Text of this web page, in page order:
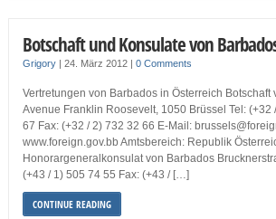
Botschaft und Konsulate von
Grigory| 24. März 2012 | 0 Comments
Vertretungen von Barbados in Österreich Botschaft
Avenue Franklin Roosevelt, 1050 Brüssel Tel: (+32
67 Fax: (+32 / 2) 732 32 66 E-Mail:
www.foreign.gov.bb Amtsbereich: Republik
Honorargeneralkonsulat von Barbados
(+43 / 1) 505 74 55 Fax: (+43 / […]
CONTINUE READING